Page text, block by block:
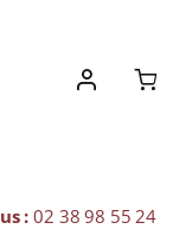
:02 38 98 55 24